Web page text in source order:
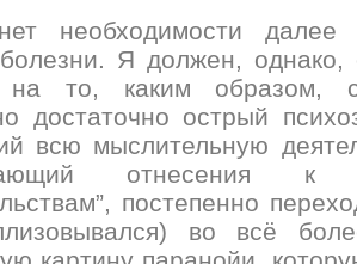
необходимости далее
Я должен, однако,
на то, каким образом,
достаточно острый
всю мыслительную
отнесения к
постепенно
во всё